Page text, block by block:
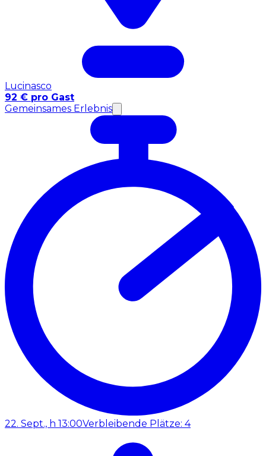
Lucinasco
92 € pro Gast
Gemeinsames Erlebnis
22. Sept., h 13:00Verbleibende Plätze: 4